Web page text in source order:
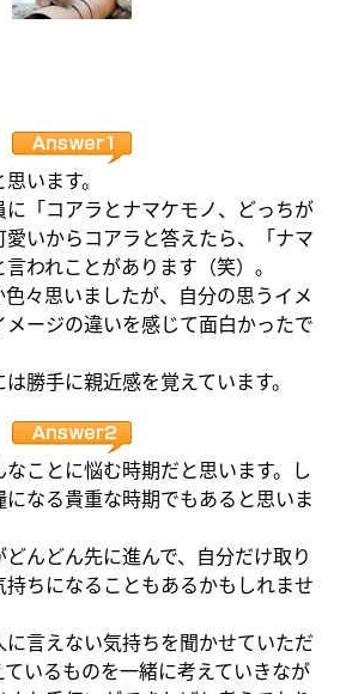
います。
「コアラとナマケモノ、どっちが
いからコアラと答えたら、「ナマ
われことがあります（笑）。
々思いましたが、自分の思うイメ
ージの違いを感じて面白かったで
勝手に親近感を覚えています。
ことに悩む時期だと思います。し
なる貴重な時期でもあると思いま
んどん先に進んで、自分だけ取り
ちになることもあるかもしれませ
言えない気持ちを聞かせていただ
いるものを一緒に考えていきなが